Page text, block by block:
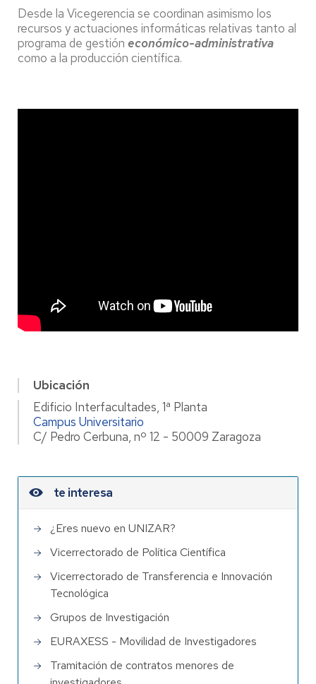
Desde la Vicegerencia se coordinan asimismo los
recursos y actuaciones informáticas relativas tanto al
programa de gestión económico-administrativa
como a la producción científica.
Ubicación
Edificio Interfacultades, 1ª Planta
Campus Universitario
C/ Pedro Cerbuna, nº 12 - 50009 Zaragoza
te interesa
¿Eres nuevo en UNIZAR?
Vicerrectorado de Política Científica
Vicerrectorado de Transferencia e Innovación
Tecnológica
Grupos de Investigación
EURAXESS - Movilidad de Investigadores
Tramitación de contratos menores de